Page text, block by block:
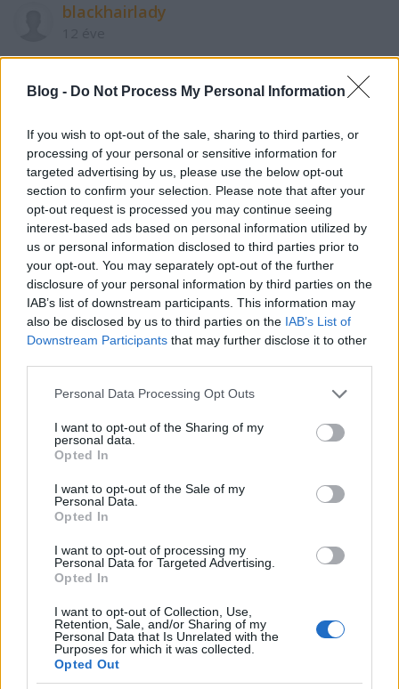
Blog - Do Not Process My Personal Information
If you wish to opt-out of the sale, sharing to third parties, or
processing of your personal or sensitive information for
targeted advertising by us, please use the below opt-out
section to confirm your selection. Please note that after your
opt-out request is processed you may continue seeing
interest-based ads based on personal information utilized by
us or personal information disclosed to third parties prior to
your opt-out. You may separately opt-out of the further
disclosure of your personal information by third parties on the
IAB’s list of downstream participants. This information may
also be disclosed by us to third parties on the IAB’s List of
Downstream Participants that may further disclose it to other
Please note that this website/app uses one or more Google
not limited to your visit or usage behaviour. You may click to
grant or deny consent to Google and its third-party tags to
use your data for below specified purposes in below Google
consent section.
Personal Data Processing Opt Outs
I want to opt-out of the Sharing of my
personal data.
Opted In
I want to opt-out of the Sale of my
Personal Data.
Opted In
I want to opt-out of processing my
Personal Data for Targeted Advertising.
Opted In
I want to opt-out of Collection, Use,
Retention, Sale, and/or Sharing of my
Personal Data that Is Unrelated with the
Purposes for which it was collected.
Opted Out
blackhairlady
@Barátusz: nem vasarolok sehol. Rengeteg
ingyenesen elerheto konyv van fent a neten, a
Calibrevel pedig at lehet konvertalni oket.
BTBTBT
12 éve
@blackhair-lady :
Valóban rengeteg ingyen könyv van fent, többek
között az Amazonon is (ha már Kindle).
Viszont - az írók legnagyobb bánatára - egy csomó
igencsak illegálisan van jelen a neten, de így megy
ez.
A Calibre pedig egy nagyon ügyes program. Jól
Mr Long [unatkozik, munkalkodik...]
12 éve
foldon, mint vadaszat utan a zsakmany :D Neha
rendelek par dolgot, mert olcsobb, mint a boltban.
asszonynak, mert szar a futes a nottinghami
lakasban, meg par kituzot, telefontokot, meg most a
honnan rendelsz? :D
BTBTBT